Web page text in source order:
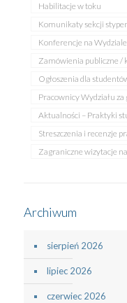
Habilitacje w toku
Komunikaty sekcji
Konferencje na Wydziale
Zamówienia publiczne /
Ogłoszenia dla
Pracownicy Wydziału za
Aktualności – Praktyki
Streszczenia i recenzje
Zagraniczne wizytacje
Archiwum
sierpień 2026
lipiec 2026
czerwiec 2026